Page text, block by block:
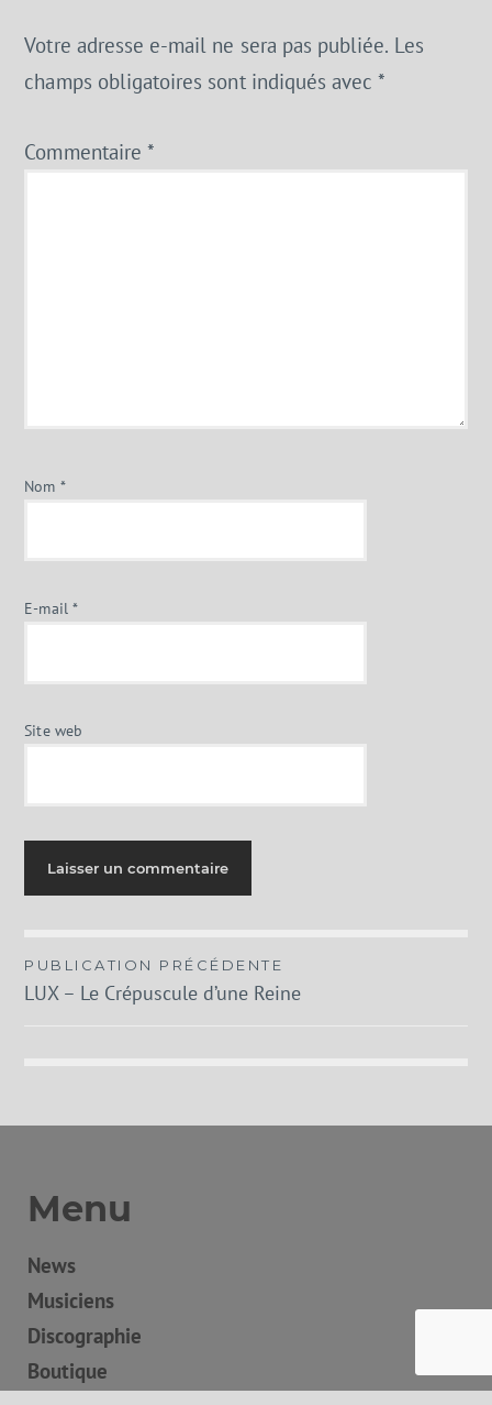
Votre adresse e-mail ne sera pas publiée. Les
champs obligatoires sont indiqués avec*
Commentaire *
Nom *
E-mail *
Site web
Navigation
de
PUBLICATION PRÉCÉDENTE
LUX – Le Crépuscule d’une Reine
Menu
News
Musiciens
Discographie
Boutique